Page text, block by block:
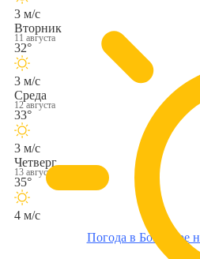
3 м/с
Вторник
11 августа
32°
3 м/с
Среда
12 августа
33°
3 м/с
Четверг
13 августа
35°
4 м/с
Погода в Богатыре